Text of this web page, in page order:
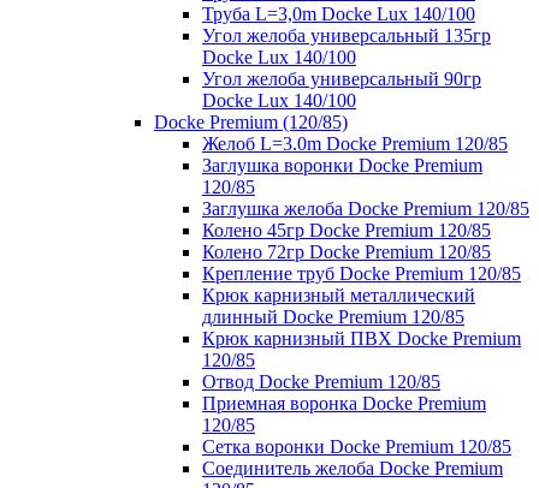
Труба L=3,0m Docke Lux 140/100
Угол желоба универсальный 135гр
Docke Lux 140/100
Угол желоба универсальный 90гр
Docke Lux 140/100
Docke Premium (120/85)
Желоб L=3.0m Docke Premium 120/85
Заглушка воронки Docke Premium
120/85
Заглушка желоба Docke Premium 120/85
Колено 45гр Docke Premium 120/85
Колено 72гр Docke Premium 120/85
Крепление труб Docke Premium 120/85
Крюк карнизный металлический
длинный Docke Premium 120/85
Крюк карнизный ПВХ Docke Premium
120/85
Отвод Docke Premium 120/85
Приемная воронка Docke Premium
120/85
Сетка воронки Docke Premium 120/85
Соединитель желоба Docke Premium